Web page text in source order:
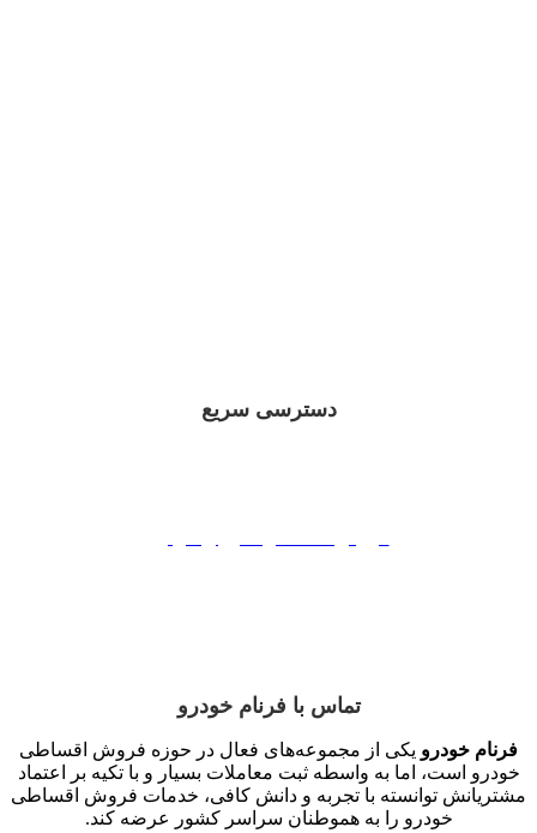
دسترسی سریع
تماس با فرنام خودرو
فرنام خودرو یکی از مجموعه‌های فعال در حوزه فروش اقساطی
خودرو است، اما به واسطه ثبت معاملات بسیار و با تکیه بر اعتماد
مشتریانش توانسته با تجربه و دانش کافی، خدمات فروش اقساطی
خودرو را به هموطنان سراسر کشور عرضه کند.